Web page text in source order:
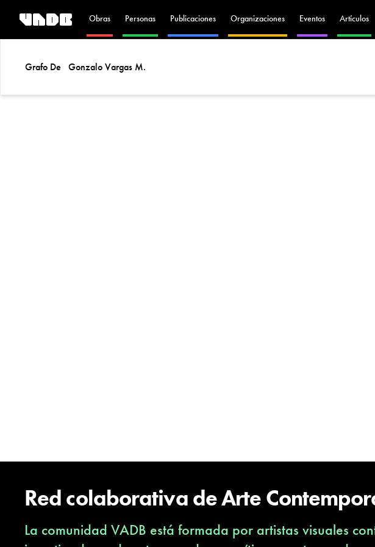
Obras Personas Publicaciones Organizaciones Eventos Artículos
Grafo De Gonzalo Vargas M.
Red colaborativa de Arte
La comunidad VADB está formada por artistas visuales